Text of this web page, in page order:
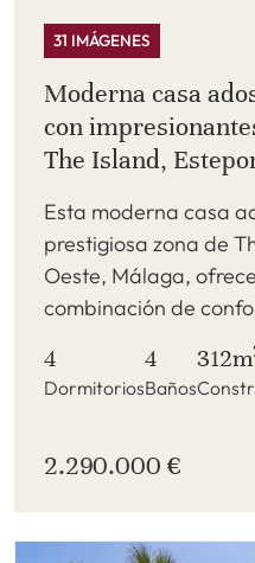
31 IMÁGENES
Moderna casa
con
The Island,
Esta moderna casa
prestigiosa zona de
Oeste, Málaga,
combinación de
4
Dormitorios
4
Baños
312m
2.290.000 €